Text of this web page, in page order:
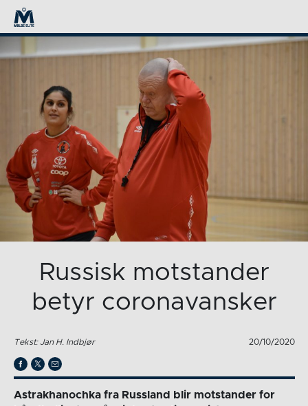
Russisk motstander
betyr coronavansker
Tekst: Jan H. Indbjør 20/10/2020
Astrakhanochka fra Russland blir motstander for